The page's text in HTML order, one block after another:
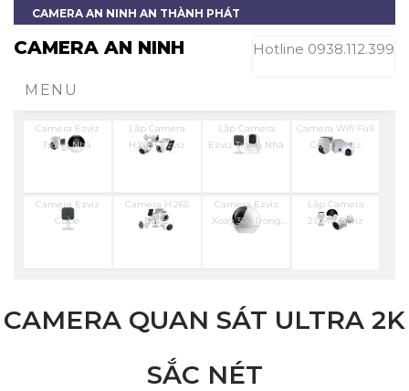
CAMERA AN NINH AN THÀNH PHÁT
CAMERA AN NINH Hotline 0938.112.399
MENU
Camera Ezviz
Trong Nhà
Lắp Camera
H.265+ Ezviz
Lắp Camera
Ezviz Trong Nhà
Camera Wifi Full
Color Ezviz
Camera Ezviz
Cube
Camera H.265
Ezviz
Camera Ezviz
Xoay 360 Trong
Nhà
Lắp Camera
2.0MP Ezviz
CAMERA QUAN SÁT ULTRA 2K
SẮC NÉT